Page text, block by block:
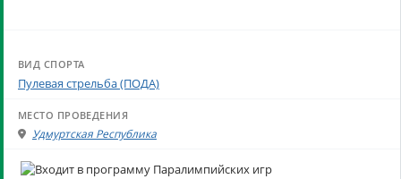
Пулевая стрельба (ПОДА)
Удмуртская Республика